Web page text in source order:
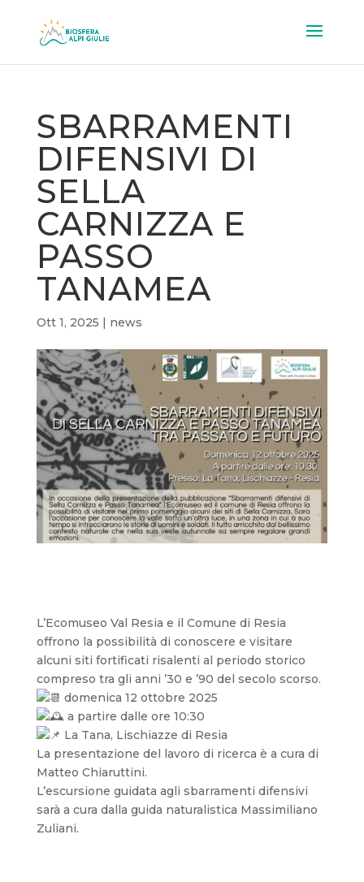
SBARRAMENTI
DIFENSIVI DI
SELLA
CARNIZZA E
PASSO
TANAMEA
Ott 1, 2025 | news
L’Ecomuseo Val Resia e il Comune di Resia
offrono la possibilità di conoscere e visitare
alcuni siti fortificati risalenti al periodo storico
compreso tra gli anni ’30 e ’90 del secolo scorso.
domenica 12 ottobre 2025
a partire dalle ore 10:30
La Tana, Lischiazze di Resia
La presentazione del lavoro di ricerca è a cura di
Matteo Chiaruttini.
L’escursione guidata agli sbarramenti difensivi
sarà a cura dalla guida naturalistica Massimiliano
Zuliani.